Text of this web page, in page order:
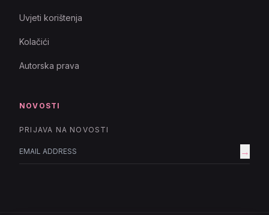
Uvjeti korištenja
Kolačići
Autorska prava
NOVOSTI
PRIJAVA NA NOVOSTI
→